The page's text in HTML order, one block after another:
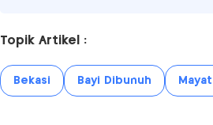
Topik Artikel :
Bekasi Bayi Dibunuh